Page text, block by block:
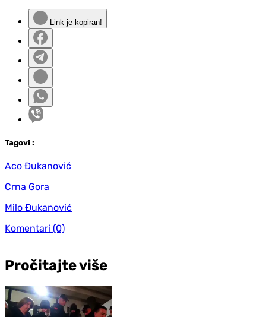
Link je kopiran!
Tagovi :
Aco Đukanović
Crna Gora
Milo Đukanović
Komentari (0)
Pročitajte više